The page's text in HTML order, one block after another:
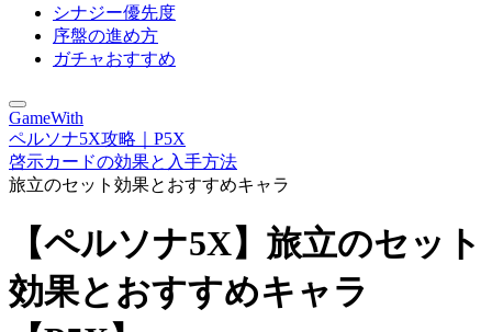
シナジー優先度
序盤の進め方
ガチャおすすめ
GameWith
ペルソナ5X攻略｜P5X
啓示カードの効果と入手方法
旅立のセット効果とおすすめキャラ
【ペルソナ5X】旅立のセット
効果とおすすめキャラ